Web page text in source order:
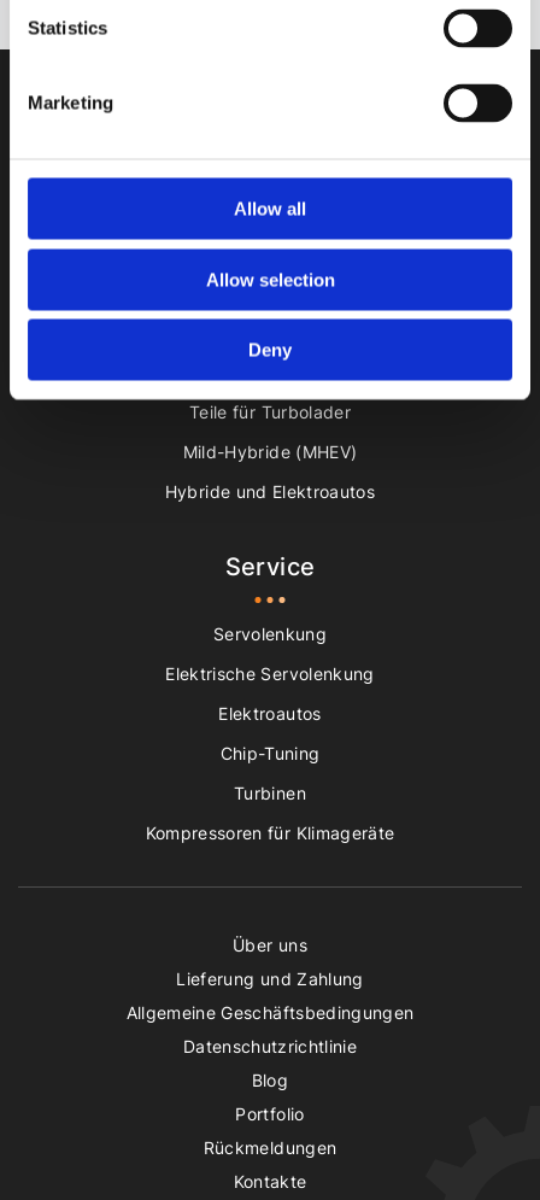
Statistics
Marketing
Allow all
Allow selection
Deny
Feedback hinterlassen
Katalog
Teile für Turbolader
Mild-Hybride (MHEV)
Hybride und Elektroautos
Service
Servolenkung
Elektrische Servolenkung
Elektroautos
Chip-Tuning
Turbinen
Kompressoren für Klimageräte
Über uns
Lieferung und Zahlung
Allgemeine Geschäftsbedingungen
Datenschutzrichtlinie
Blog
Portfolio
Rückmeldungen
Kontakte